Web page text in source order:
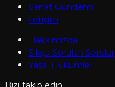
Sanat Gündemi
İletişim
Hakkımızda
Sıkça Sorulan Sorular
Yasal Hükümler